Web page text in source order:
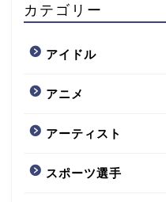
カテゴリー
アイドル
アニメ
アーティスト
スポーツ選手